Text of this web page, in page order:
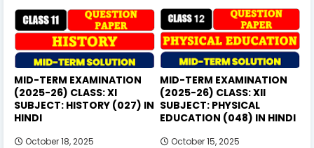
MID-TERM EXAMINATION
(2025-26) CLASS: XI
SUBJECT: HISTORY (027) IN
HINDI
October 18, 2025
MID-TERM EXAMINATION
(2025-26) CLASS: XII
SUBJECT: PHYSICAL
EDUCATION (048) IN HINDI
October 15, 2025